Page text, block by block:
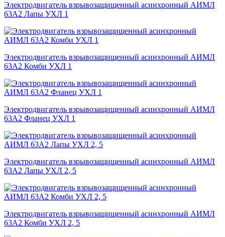
Электродвигатель взрывозащищенный асинхронный АИМЛ
63А2 Лапы УХЛ 1
Электродвигатель взрывозащищенный асинхронный АИМЛ
63А2 Комби УХЛ 1
Электродвигатель взрывозащищенный асинхронный АИМЛ
63А2 Фланец УХЛ 1
Электродвигатель взрывозащищенный асинхронный АИМЛ
63А2 Лапы УХЛ 2, 5
Электродвигатель взрывозащищенный асинхронный АИМЛ
63А2 Комби УХЛ 2, 5